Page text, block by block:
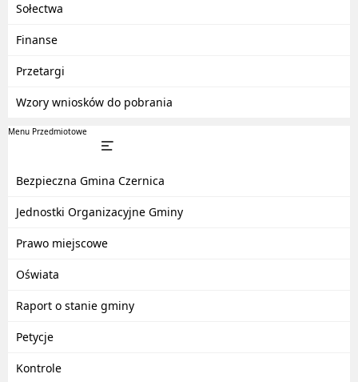
Sołectwa
Finanse
Przetargi
Wzory wniosków do pobrania
Menu Przedmiotowe
Bezpieczna Gmina Czernica
Jednostki Organizacyjne Gminy
Prawo miejscowe
Oświata
Raport o stanie gminy
Petycje
Kontrole